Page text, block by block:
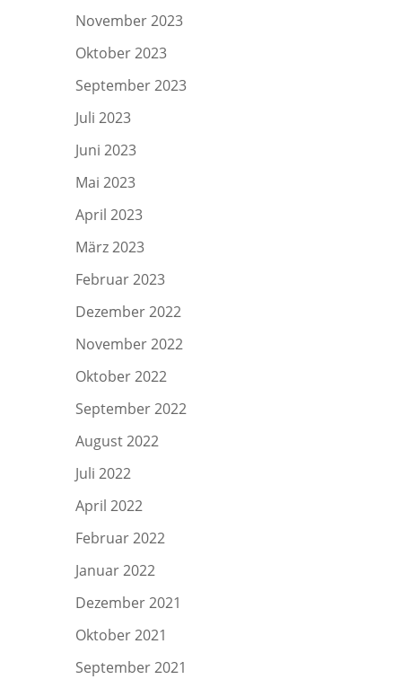
November 2023
Oktober 2023
September 2023
Juli 2023
Juni 2023
Mai 2023
April 2023
März 2023
Februar 2023
Dezember 2022
November 2022
Oktober 2022
September 2022
August 2022
Juli 2022
April 2022
Februar 2022
Januar 2022
Dezember 2021
Oktober 2021
September 2021